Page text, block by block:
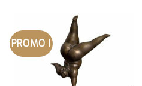
PROMO !